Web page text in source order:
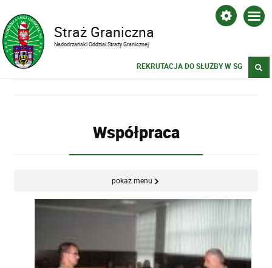
Straż Graniczna
Nadodrzański Oddział Straży Granicznej
REKRUTACJA DO SŁUŻBY W SG
Współpraca
pokaż menu